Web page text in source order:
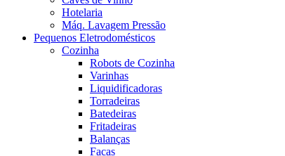
Hotelaria
Máq. Lavagem Pressão
Pequenos Eletrodomésticos
Cozinha
Robots de Cozinha
Varinhas
Liquidificadoras
Torradeiras
Batedeiras
Fritadeiras
Balanças
Facas